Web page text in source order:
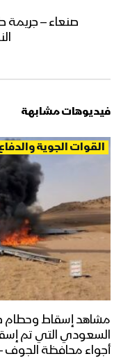
صنعاء – جريمة
فيديوهات مشابهة
القوات الجوية
مشاهد إسقاط وحطام
السعودي التي تم
أجواء محافظة الجوف – 26 يوليو